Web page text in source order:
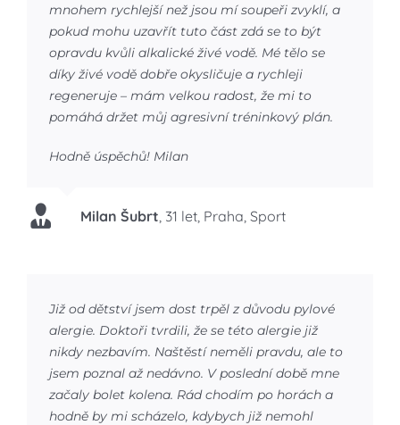
mnohem rychlejší než jsou mí soupeři zvyklí, a
pokud mohu uzavřít tuto část zdá se to být
opravdu kvůli alkalické živé vodě. Mé tělo se
díky živé vodě dobře okysličuje a rychleji
regeneruje – mám velkou radost, že mi to
pomáhá držet můj agresivní tréninkový plán.
Hodně úspěchů! Milan
Milan Šubrt 31 let, Praha, Sport
Již od dětství jsem dost trpěl z důvodu pylové
alergie. Doktoři tvrdili, že se této alergie již
nikdy nezbavím. Naštěstí neměli pravdu, ale to
jsem poznal až nedávno. V poslední době mne
začaly bolet kolena. Rád chodím po horách a
hodně by mi scházelo, kdybych již nemohl